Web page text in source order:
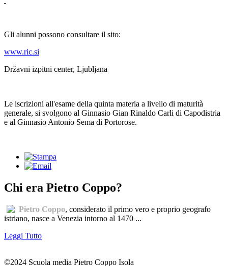
Gli alunni possono consultare il sito:
www.ric.si
Državni izpitni center, Ljubljana
Le iscrizioni all'esame della quinta materia a livello di maturità
generale, si svolgono al Ginnasio Gian Rinaldo Carli di Capodistria
e al Ginnasio Antonio Sema di Portorose.
Chi era Pietro Coppo?
Pietro Coppo, considerato il primo vero e proprio geografo
istriano, nasce a Venezia intorno al 1470 ...
Leggi Tutto
©2024 Scuola media Pietro Coppo Isola